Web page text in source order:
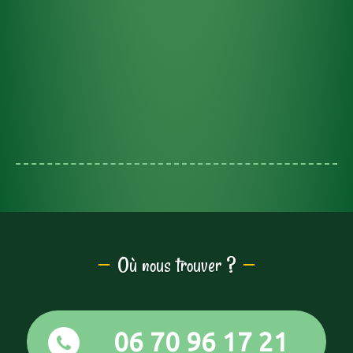
Où nous trouver ?
06 70 96 17 21